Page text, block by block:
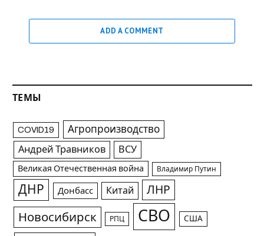
ADD A COMMENT
ТЕМЫ
COVID19 Агропроизводство
Андрей Травников ВСУ
Великая Отечественная война Владимир Путин
ДНР Донбасс Китай ЛНР
Новосибирск РПЦ СВО США